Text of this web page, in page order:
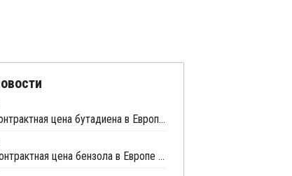
Апрельская контрактная цена бутадиена в Европе выросла на EUR200 за тонну
Мартовская контрактная цена бензола в Европе выросла на EUR20 за тонну